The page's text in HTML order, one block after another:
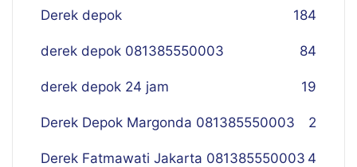
Derek depok 184
derek depok 081385550003 84
derek depok 24 jam 19
Derek Depok Margonda 081385550003 2
Derek Fatmawati Jakarta 081385550003 4